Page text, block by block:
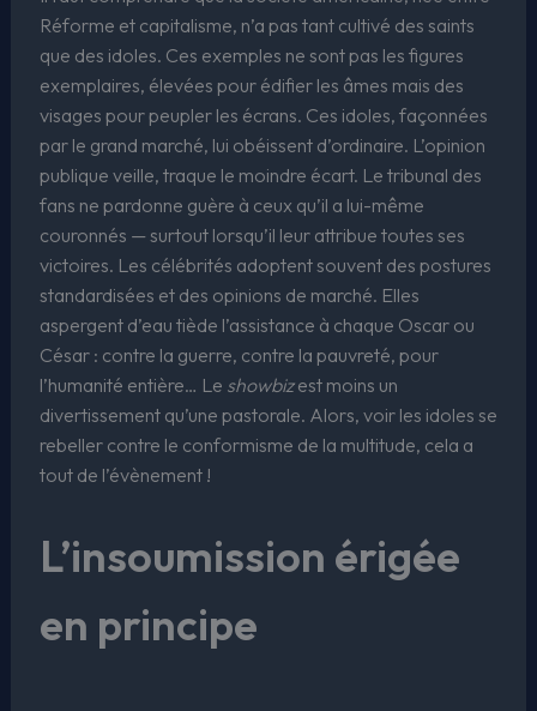
Réforme et capitalisme, n’a pas tant cultivé des saints
que des idoles. Ces exemples ne sont pas les figures
exemplaires, élevées pour édifier les âmes mais des
visages pour peupler les écrans. Ces idoles, façonnées
par le grand marché, lui obéissent d’ordinaire. L’opinion
publique veille, traque le moindre écart. Le tribunal des
fans ne pardonne guère à ceux qu’il a lui-même
couronnés — surtout lorsqu’il leur attribue toutes ses
victoires. Les célébrités adoptent souvent des postures
standardisées et des opinions de marché. Elles
aspergent d’eau tiède l’assistance à chaque Oscar ou
César : contre la guerre, contre la pauvreté, pour
l’humanité entière… Le showbizest moins un
divertissement qu’une pastorale. Alors, voir les idoles se
rebeller contre le conformisme de la multitude, cela a
tout de l’évènement !
L’insoumission érigée
en principe